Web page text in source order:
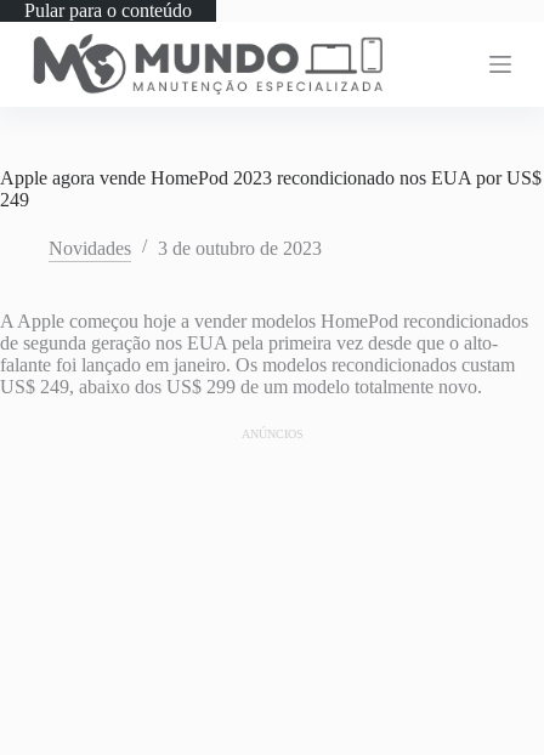
Pular para o conteúdo
Apple agora vende HomePod 2023 recondicionado nos EUA por US$
249
Novidades 3 de outubro de 2023
A Apple começou hoje a vender modelos HomePod recondicionados
de segunda geração nos EUA pela primeira vez desde que o alto-
falante foi lançado em janeiro. Os modelos recondicionados custam
US$ 249, abaixo dos US$ 299 de um modelo totalmente novo.
ANÚNCIOS